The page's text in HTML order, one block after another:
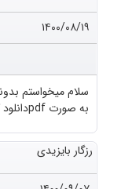
۱۴۰۰/۰۸/۱۹
به صورت pdfدانلود کنم؟
رزگار بایزیدی